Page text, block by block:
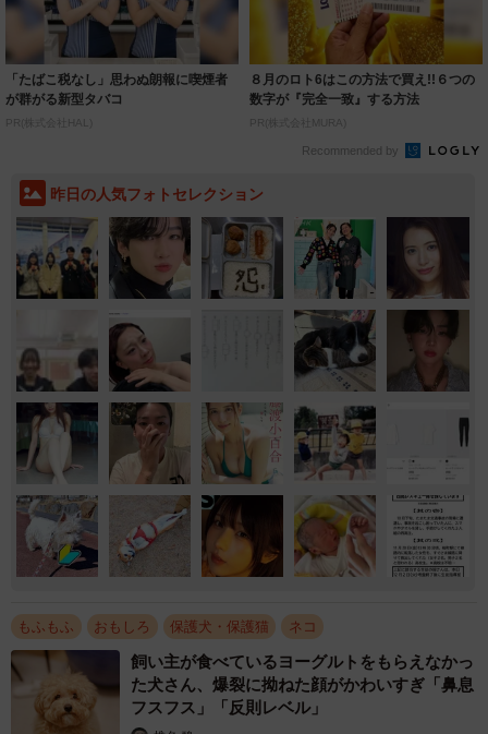
「たばこ税なし」思わぬ朗報に喫煙者
が群がる新型タバコ
PR(株式会社HAL)
８月のロト6はこの方法で買え!!６つの
数字が『完全一致』する方法
PR(株式会社MURA)
Recommended by
昨日の人気フォトセレクション
もふもふ おもしろ 保護犬・保護猫 ネコ
飼い主が食べているヨーグルトをもらえなかっ
た犬さん、爆裂に拗ねた顔がかわいすぎ「鼻息
フスフス」「反則レベル」